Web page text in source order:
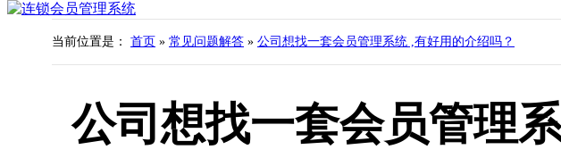
当前位置是： 首页 » 常见问题解答 » 公司想找一套会员管理系统 ,有好用的介绍吗？
公司想找一套会员管理